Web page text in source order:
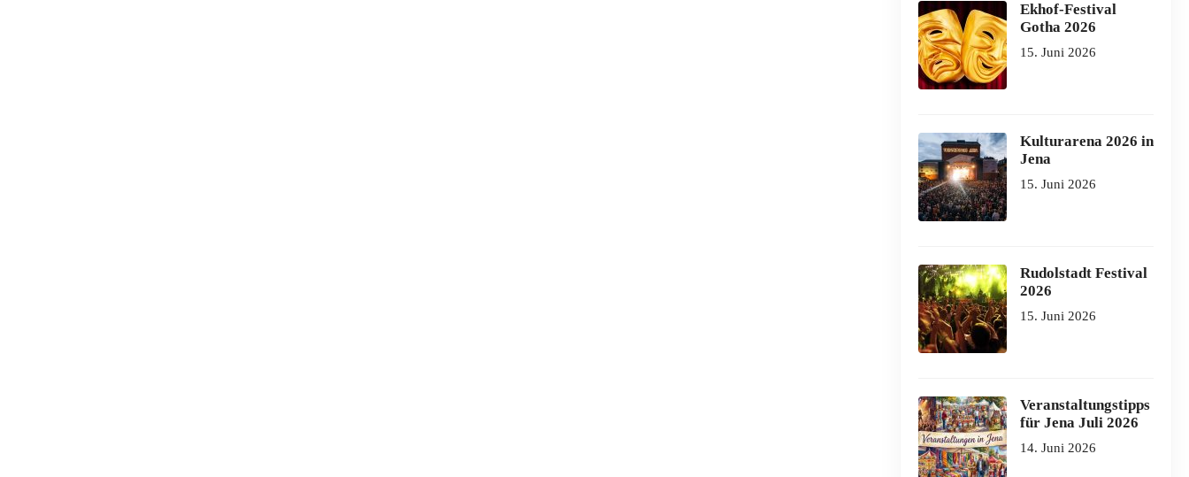
Ekhof-Festival
Gotha 2026
15. Juni 2026
Kulturarena 2026 in
Jena
15. Juni 2026
Rudolstadt Festival
2026
15. Juni 2026
Veranstaltungstipps
für Jena Juli 2026
14. Juni 2026